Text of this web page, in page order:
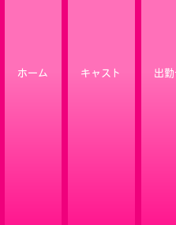
ホーム キャスト 出